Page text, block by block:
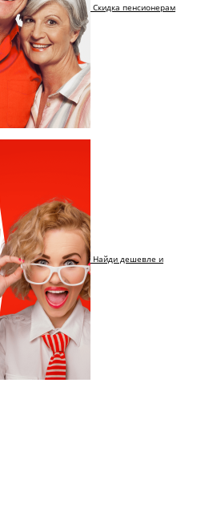
Скидка пенсионерам
Найди дешевле и